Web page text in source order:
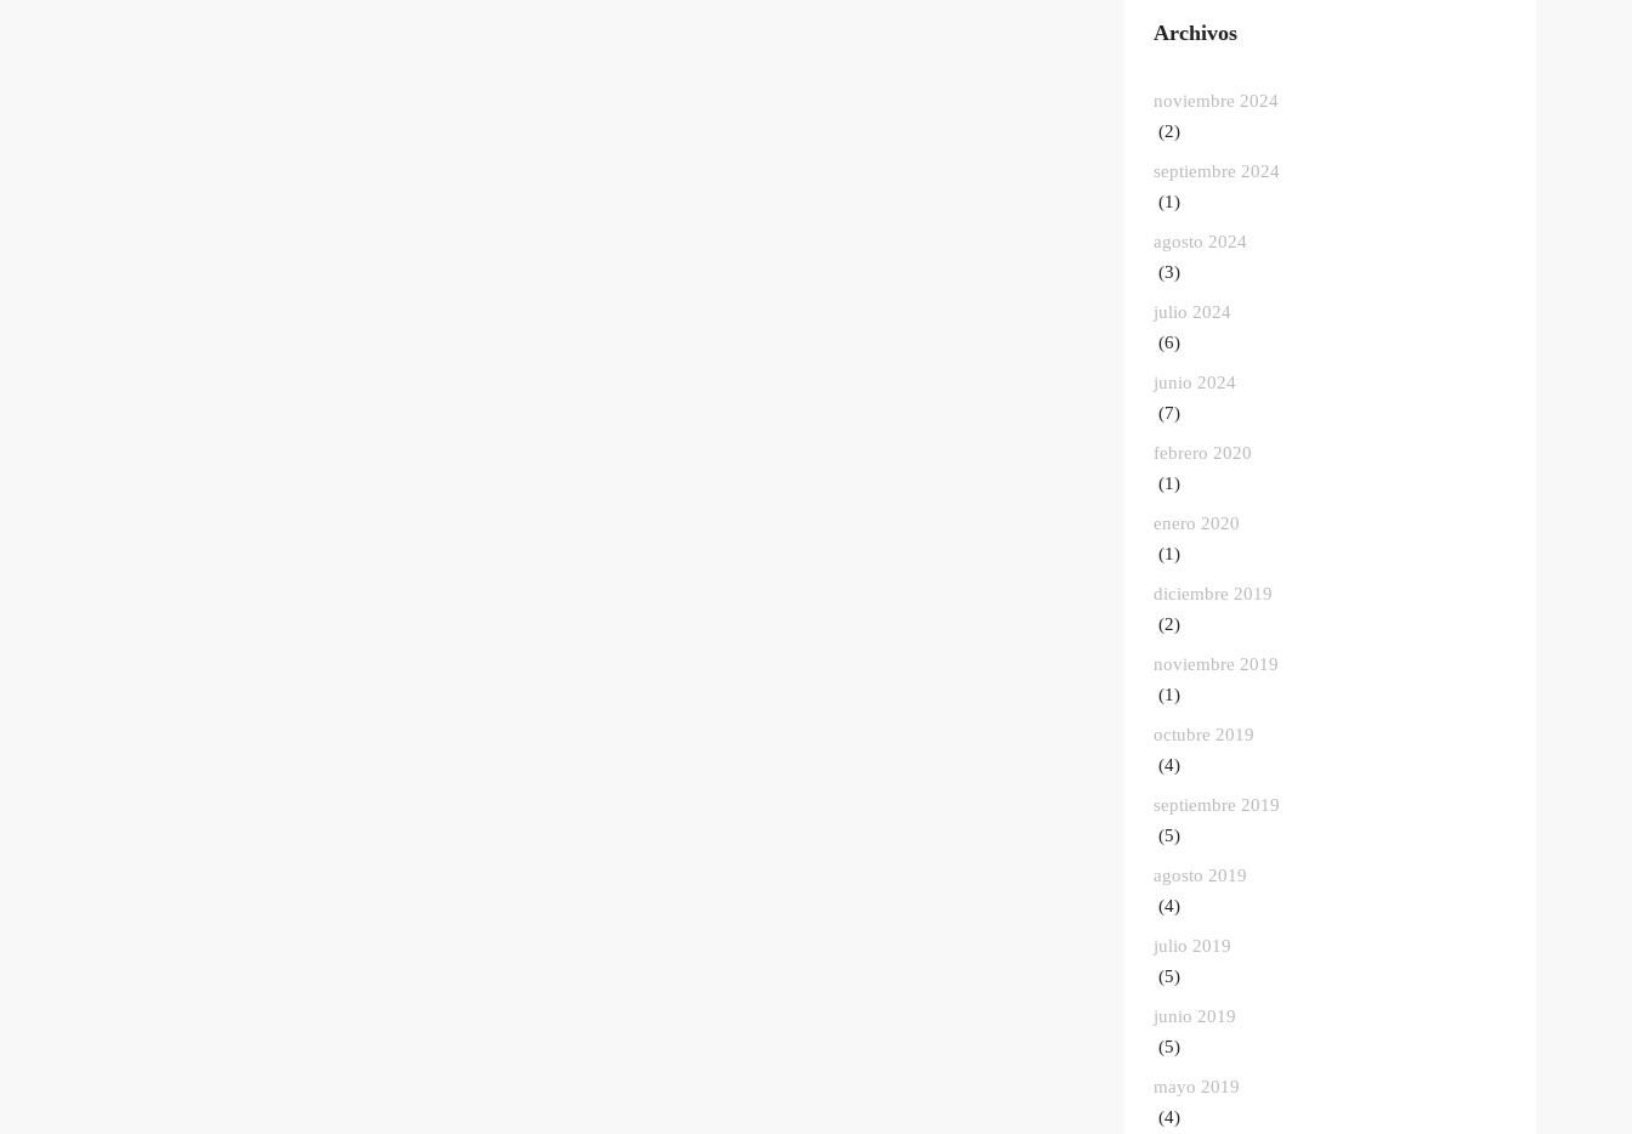
Archivos
noviembre 2024
(2)
septiembre 2024
(1)
agosto 2024
(3)
julio 2024
(6)
junio 2024
(7)
febrero 2020
(1)
enero 2020
(1)
diciembre 2019
(2)
noviembre 2019
(1)
octubre 2019
(4)
septiembre 2019
(5)
agosto 2019
(4)
julio 2019
(5)
junio 2019
(5)
mayo 2019
(4)